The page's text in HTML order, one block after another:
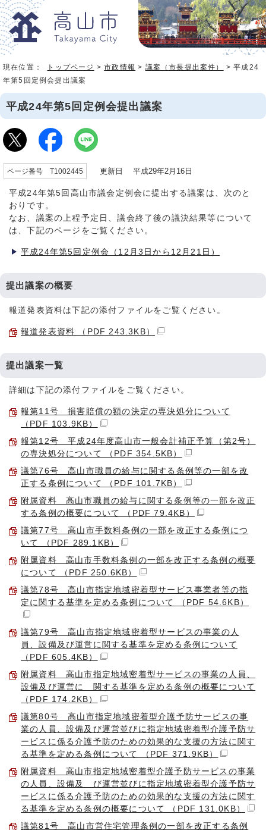
現在位置： トップページ >市政情報 > 議案（市長提出案件）
> 平成24
年第5回定例会提出議案
平成24年第5回定例会提出議案
ページ番号 T1002445 更新日 平成29年2月16日
平成24年第5回高山市議会定例会に提出する議案は、次のと
おりです。
なお、議案の上程予定日、議会終了後の議決結果等について
は、下記のページをご覧ください。
平成24年第5回定例会（12月3日から12月21日）
提出議案の概要
報道発表資料は下記の添付ファイルをご覧ください。
報道発表資料 （PDF 243.3KB）
提出議案一覧
詳細は下記の添付ファイルをご覧ください。
報第11号 損害賠償の額の決定の専決処分について
（PDF 103.9KB）
報第12号 平成24年度高山市一般会計補正予算（第2号）
の専決処分について （PDF 354.5KB）
議第76号 高山市職員の給与に関する条例等の一部を改
正する条例について （PDF 101.7KB）
附属資料 高山市職員の給与に関する条例等の一部を改正
する条例の概要について （PDF 79.4KB）
議第77号 高山市手数料条例の一部を改正する条例につ
いて （PDF 289.1KB）
附属資料 高山市手数料条例の一部を改正する条例の概要
について （PDF 250.6KB）
議第78号 高山市指定地域密着型サービス事業者等の指
定に関する基準を定める条例について （PDF 54.6KB）
議第79号 高山市指定地域密着型サービスの事業の人
員、設備及び運営に関する基準を定める条例について
（PDF 605.4KB）
附属資料 高山市指定地域密着型サービスの事業の人員、
設備及び運営に 関する基準を定める条例の概要について
（PDF 174.2KB）
議第80号 高山市指定地域密着型介護予防サービスの事
業の人員、設備及び運営並びに指定地域密着型介護予防サ
ービスに係る介護予防のための効果的な支援の方法に関す
る基準を定める条例について （PDF 371.9KB）
附属資料 高山市指定地域密着型介護予防サービスの事業
の人員、設備及 び運営並びに指定地域密着型介護予防サ
ービスに係る介護予防のための効果的な支援の方法に関す
る基準を定める条例の概要について （PDF 131.0KB）
議第81号 高山市営住宅管理条例の一部を改正する条例